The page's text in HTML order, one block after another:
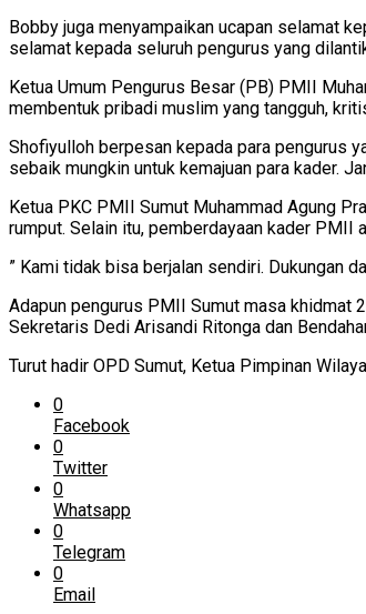
Bobby juga menyampaikan ucapan selamat
selamat kepada seluruh pengurus yang
Ketua Umum Pengurus Besar (PB) PMII
membentuk pribadi muslim yang tangguh,
Shofiyulloh berpesan kepada para pengurus
sebaik mungkin untuk kemajuan para kader.
Ketua PKC PMII Sumut Muhammad Agung
rumput. Selain itu, pemberdayaan kader
” Kami tidak bisa berjalan sendiri. Dukungan
Adapun pengurus PMII Sumut masa khidmat
Sekretaris Dedi Arisandi Ritonga dan
Turut hadir OPD Sumut, Ketua Pimpinan
0
Facebook
0
Twitter
0
Whatsapp
0
Telegram
0
Email